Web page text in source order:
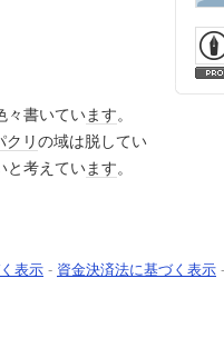
々書いています。
クリの域は脱してい
と考えています。
表示 - 資金決済法に基づく表示 -